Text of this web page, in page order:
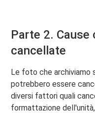
Parte 2.
cancellate
Le foto che archiviamo
potrebbero essere
diversi fattori quali
formattazione